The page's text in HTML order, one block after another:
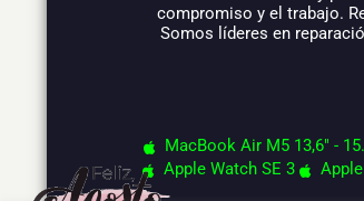
compromiso y el trabajo.
Somos líderes en
MacBook Air M5 13,6" -
Apple Watch SE 3